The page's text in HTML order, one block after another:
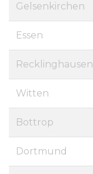
Gelsenkirchen
Essen
Recklinghausen
Witten
Bottrop
Dortmund